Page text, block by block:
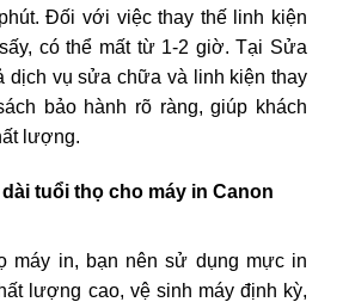
Đối với việc thay thế linh kiện
có thể mất từ 1-2 giờ. Tại Sửa
dịch vụ sửa chữa và linh kiện thay
bảo hành rõ ràng, giúp khách
lượng.
tuổi thọ cho máy in Canon
máy in, bạn nên sử dụng mực in
lượng cao, vệ sinh máy định kỳ,